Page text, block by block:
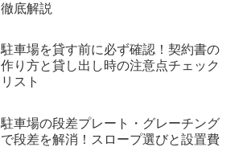
徹底解説
駐車場を貸す前に必ず確認！契約書の
作り方と貸し出し時の注意点チェック
リスト
駐車場の段差プレート・グレーチング
で段差を解消！スロープ選びと設置費